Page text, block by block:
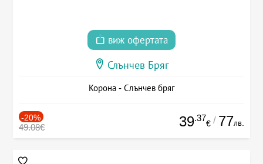
виж офертата
Слънчев Бряг
Корона - Слънчев бряг
-20%
49.08€ 39.37
€ / 77лв.